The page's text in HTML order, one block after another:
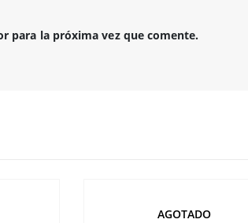
para la próxima vez que comente.
AGOTADO